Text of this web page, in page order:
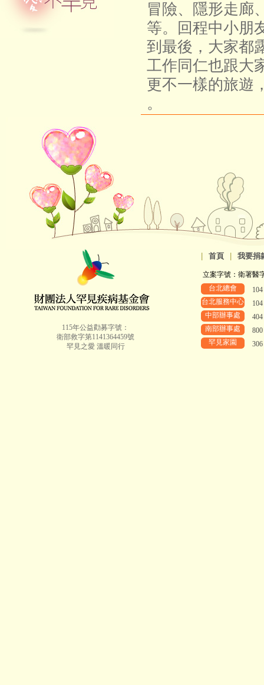
冒險、隱形走廊
等。回程中小朋
到最後，大家都
工作同仁也跟大
更不一樣的旅遊
。
115年公益勸募字號：
衛部救字第1141364459號
罕見之愛 溫暖同行
首頁 我要捐
立案字號：衛署醫
台北總會
台北服務中心
中部辦事處
南部辦事處
罕見家園